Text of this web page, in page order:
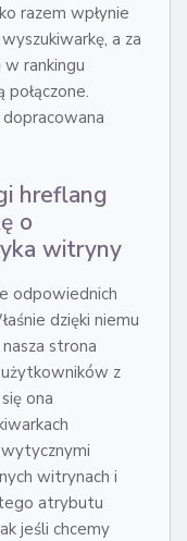
razem wpłynie
a za
rankingu
hreflang
o
witryny
odpowiednich
dzięki niemu
strona
z
ona
witrynach i
atrybutu
jeśli chcemy